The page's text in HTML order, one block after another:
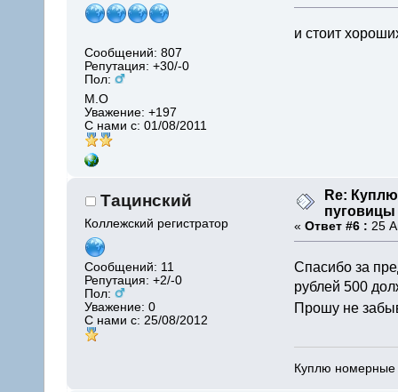
Сообщений: 807
Репутация: +30/-0
Пол:
М.О
Уважение:+197
С нами с: 01/08/2011
и стоит
Тацинский
Коллежский регистратор
Сообщений: 11
Репутация: +2/-0
Пол:
Уважение:0
С нами с: 25/08/2012
Re:
« Ответ #6 : 25
Спасибо за
рублей 500
Прошу не
Куплю